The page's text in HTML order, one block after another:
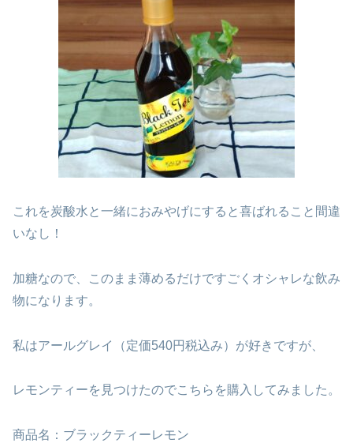
これを炭酸水と一緒におみやげにすると喜ばれること間違
いなし！
加糖なので、このまま薄めるだけですごくオシャレな飲み
物になります。
私はアールグレイ（定価540円税込み）が好きですが、
レモンティーを見つけたのでこちらを購入してみました。
商品名：ブラックティーレモン